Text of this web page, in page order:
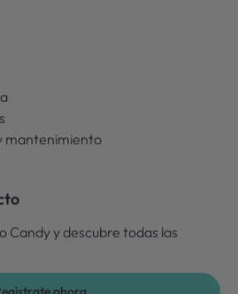
mantenimiento
Candy y descubre todas las